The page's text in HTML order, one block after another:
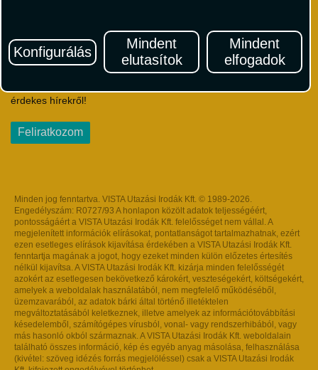
Konfigurálás
Mindent
elutasítok
Mindent
elfogadok
Hírlevél
Iratkozzon fel Magyarország egyik legszínesebb utazási
érdekes hírekről!
Feliratkozom
Minden jog fenntartva. VISTA Utazási Irodák Kft. © 1989-2026.
Engedélyszám: R0727/93 A honlapon közölt adatok teljességéért,
pontosságáért a VISTA Utazási Irodák Kft. felelősséget nem vállal. A
megjelenített információk elírásokat, pontatlanságot tartalmazhatnak, ezért
ezen esetleges elírások kijavítása érdekében a VISTA Utazási Irodák Kft.
fenntartja magának a jogot, hogy ezeket minden külön előzetes értesítés
nélkül kijavítsa. A VISTA Utazási Irodák Kft. kizárja minden felelősségét
azokért az esetlegesen bekövetkező károkért, veszteségekért, költségekért,
amelyek a weboldalak használatából, nem megfelelő működéséből,
üzemzavarából, az adatok bárki által történő illetéktelen
megváltoztatásából keletkeznek, illetve amelyek az információtovábbítási
késedelemből, számítógépes vírusból, vonal- vagy rendszerhibából, vagy
más hasonló okból származnak. A VISTA Utazási Irodák Kft. weboldalain
található összes információ, kép és egyéb anyag másolása, felhasználása
(kivétel: szöveg idézés forrás megjelöléssel) csak a VISTA Utazási Irodák